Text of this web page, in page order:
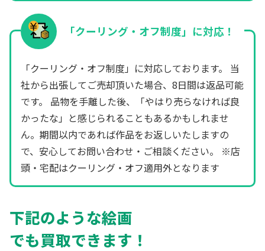
「クーリング・オフ制度」に対応！
「クーリング・オフ制度」に対応しております。 当
社から出張してご売却頂いた場合、8日間は返品可能
です。 品物を手離した後、「やはり売らなければ良
かったな」と感じられることもあるかもしれませ
ん。期間以内であれば作品をお返しいたしますの
で、安心してお問い合わせ・ご相談ください。 ※店
頭・宅配はクーリング・オフ適用外となります
下記のような絵画
でも買取できます！